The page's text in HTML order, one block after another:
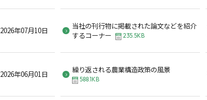
2026年07月10日
当社の刊行物に掲載された論文などを紹介
するコーナー
235.5KB
2026年06月01日 繰り返される農業構造政策の風景
588.1KB